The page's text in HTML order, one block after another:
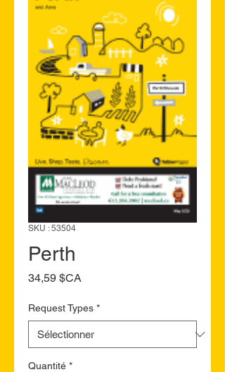
SKU : 53504
Perth
34,59 $CA
Request Types *
Quantité *